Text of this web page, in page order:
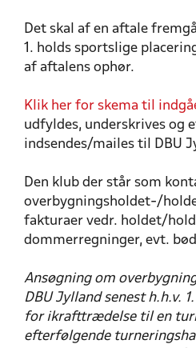
Det skal af en aftale
1. holds sportslige
af aftalens ophør.
Klik her for skema til
udfyldes, underskrives og
indsendes/mailes til DBU
Den klub der står som
overbygningsholdet-/
fakturaer vedr. holdet/
dommerregninger, evt.
Ansøgning om
DBU Jylland senest h.h.v.
for ikrafttrædelse til en
efterfølgende